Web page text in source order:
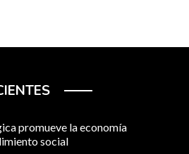
promueve la economía
social